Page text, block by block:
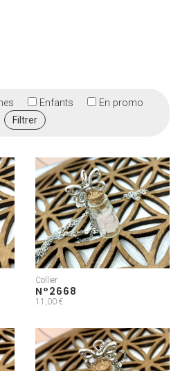
Enfants En promo
Collier
N°2668
11,00 €